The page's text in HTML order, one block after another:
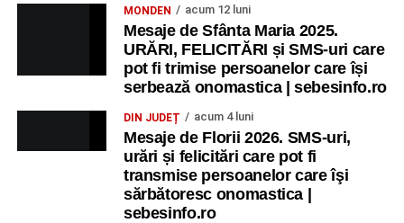
MONDEN acum 12 luni
Mesaje de Sfânta Maria 2025.
URĂRI, FELICITĂRI și SMS-uri care
pot fi trimise persoanelor care își
serbează onomastica | sebesinfo.ro
DIN JUDEȚ acum 4 luni
Mesaje de Florii 2026. SMS-uri,
urări și felicitări care pot fi
transmise persoanelor care îşi
sărbătoresc onomastica |
sebesinfo.ro